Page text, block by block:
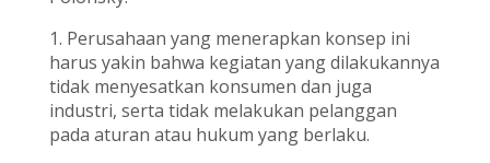
1. Perusahaan yang menerapkan konsep ini
harus yakin bahwa kegiatan yang dilakukannya
tidak menyesatkan konsumen dan juga
industri, serta tidak melakukan pelanggan
pada aturan atau hukum yang berlaku.